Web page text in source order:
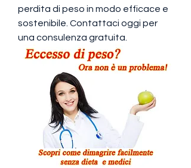
perdita di peso in modo efficace e
sostenibile. Contattaci oggi per
una consulenza gratuita.